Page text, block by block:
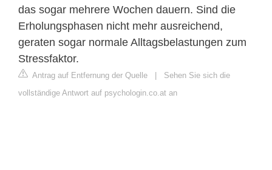
das sogar mehrere Wochen dauern. Sind die
Erholungsphasen nicht mehr ausreichend,
geraten sogar normale Alltagsbelastungen zum
Stressfaktor.
Antrag auf Entfernung der Quelle | Sehen Sie sich die
vollständige Antwort auf psychologin.co.at an